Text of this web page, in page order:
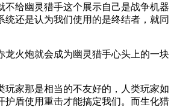
给幽灵猎手这个展示自己是战争机器
还是认为我们使用的是终结者，就同
火炮就会成为幽灵猎手心头上的一块
家那是相当的不友好的，人类玩家如
盾使用重击才能搞定我们。而生化猎